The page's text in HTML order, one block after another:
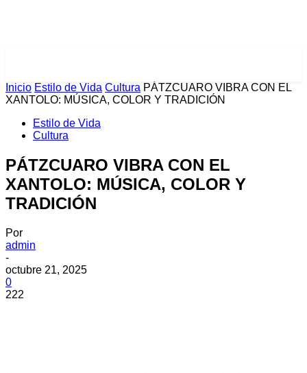
Inicio Estilo de Vida Cultura PÁTZCUARO VIBRA CON EL
XANTOLO: MÚSICA, COLOR Y TRADICIÓN
Estilo de Vida
Cultura
PÁTZCUARO VIBRA CON EL
XANTOLO: MÚSICA, COLOR Y
TRADICIÓN
Por
admin
-
octubre 21, 2025
0
222